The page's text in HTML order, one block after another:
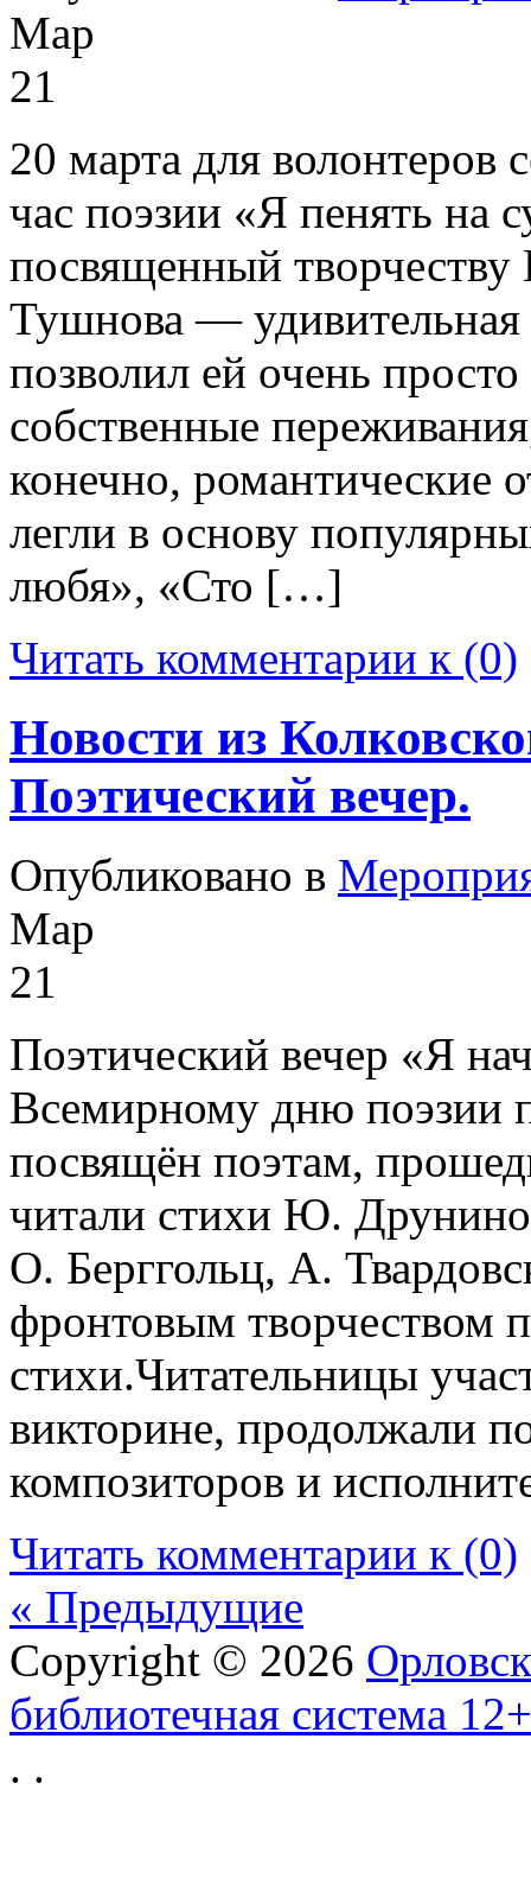
Мар
21
20 марта для волонтеров
час поэзии «Я пенять на
посвященный
Тушнова — удивительная
позволил ей очень
собственные
конечно, романтические
легли в основу
любя», «Сто […]
Читать комментарии к (0)
Новости из
Поэтический вечер.
Опубликовано в
Мар
21
Поэтический вечер «Я
Всемирному дню поэзии
посвящён поэтам,
читали стихи Ю.
О. Берггольц, А.
фронтовым творчеством
стихи.Читательницы
викторине, продолжали
композиторов и
Читать комментарии к (0)
« Предыдущие
Copyright © 2026
библиотечная система 12+
. .